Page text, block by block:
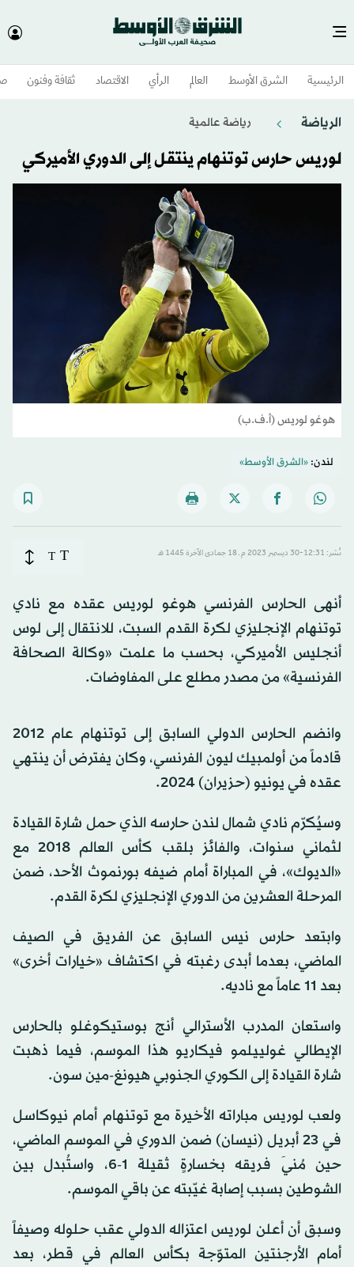
الرئيسية الشرق الأوسط​ العالم الرأي الاقتصاد ثقافة وفنون
الرياضة رياضة عالمية
لوريس حارس توتنهام ينتقل إلى الدوري الأميركي
هوغو لوريس (أ.ف.ب)
لندن:«الشرق الأوسط»
نُشر: 12:31-30 ديسمبر 2023 م ـ 18 جمادى الآخرة 1445 هـ T
T
أنهى الحارس الفرنسي هوغو لوريس عقده مع نادي
توتنهام الإنجليزي لكرة القدم السبت، للانتقال إلى لوس
أنجليس الأميركي، بحسب ما علمت «وكالة الصحافة
الفرنسية» من مصدر مطلع على المفاوضات.
وانضم الحارس الدولي السابق إلى توتنهام عام 2012
قادماً من أولمبيك ليون الفرنسي، وكان يفترض أن ينتهي
عقده في يونيو (حزيران) 2024.
وسيُكرّم نادي شمال لندن حارسه الذي حمل شارة القيادة
لثماني سنوات، والفائز بلقب كأس العالم 2018 مع
«الديوك»، في المباراة أمام ضيفه بورنموث الأحد، ضمن
المرحلة العشرين من الدوري الإنجليزي لكرة القدم.
وابتعد حارس نيس السابق عن الفريق في الصيف
الماضي، بعدما أبدى رغبته في اكتشاف «خيارات أخرى»
بعد 11 عاماً مع ناديه.
واستعان المدرب الأسترالي أنج بوستيكوغلو بالحارس
الإيطالي غولييلمو فيكاريو هذا الموسم، فيما ذهبت
شارة القيادة إلى الكوري الجنوبي هيونغ-مين سون.
ولعب لوريس مباراته الأخيرة مع توتنهام أمام نيوكاسل
في 23 أبريل (نيسان) ضمن الدوري في الموسم الماضي،
حين مُنيَ فريقه بخسارةٍ ثقيلة 1-6، واستُبدل بين
الشوطين بسبب إصابة غيّبته عن باقي الموسم.
وسبق أن أعلن لوريس اعتزاله الدولي عقب حلوله وصيفاً
أمام الأرجنتين المتوّجة بكأس العالم في قطر، بعد